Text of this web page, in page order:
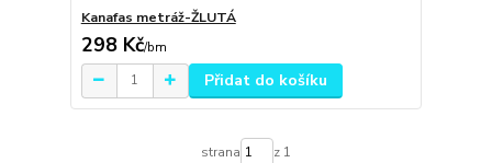
Kanafas metráž-ŽLUTÁ
298 Kč/bm
Přidat do košíku
strana z 1